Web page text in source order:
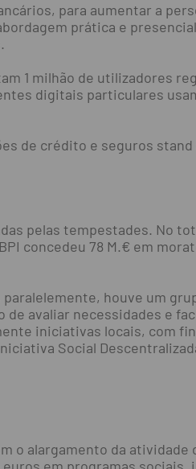
para aumentar a
prática e
1 milhão de utilizadores
digitais particulares
de crédito e seguros
pelas tempestades. No
concedeu 78 M.€ em
houve um
avaliar necessidades e
iniciativas locais, com
Social
alargamento da atividade